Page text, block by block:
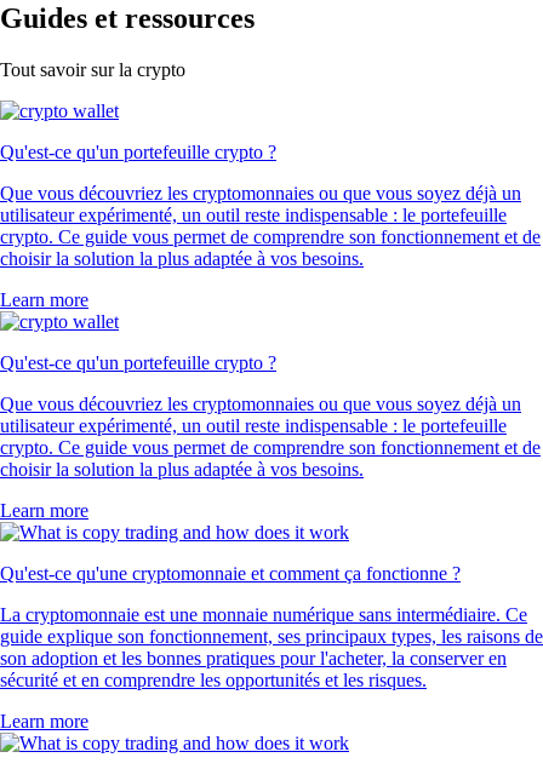
Guides et ressources
Tout savoir sur la crypto
Qu'est-ce qu'un portefeuille crypto ?
Que vous découvriez les cryptomonnaies ou que vous soyez déjà un
utilisateur expérimenté, un outil reste indispensable : le portefeuille
crypto. Ce guide vous permet de comprendre son fonctionnement et de
choisir la solution la plus adaptée à vos besoins.
Learn more
Qu'est-ce qu'un portefeuille crypto ?
Que vous découvriez les cryptomonnaies ou que vous soyez déjà un
utilisateur expérimenté, un outil reste indispensable : le portefeuille
crypto. Ce guide vous permet de comprendre son fonctionnement et de
choisir la solution la plus adaptée à vos besoins.
Learn more
Qu'est-ce qu'une cryptomonnaie et comment ça fonctionne ?
La cryptomonnaie est une monnaie numérique sans intermédiaire. Ce
guide explique son fonctionnement, ses principaux types, les raisons de
son adoption et les bonnes pratiques pour l'acheter, la conserver en
sécurité et en comprendre les opportunités et les risques.
Learn more